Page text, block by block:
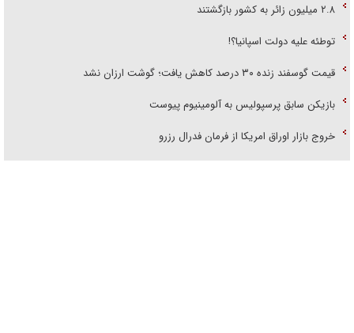
۲.۸ میلیون زائر به کشور بازگشتند
توطئه علیه دولت اسپانیا؟!
قیمت گوسفند زنده ۳۰ درصد کاهش یافت؛ گوشت ارزان نشد
بازیکن سابق پرسپولیس به آلومینیوم پیوست
خروج بازار اوراق امریکا از فرمان فدرال رزرو